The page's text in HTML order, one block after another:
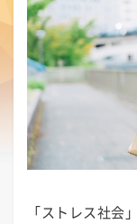
「ストレス社会